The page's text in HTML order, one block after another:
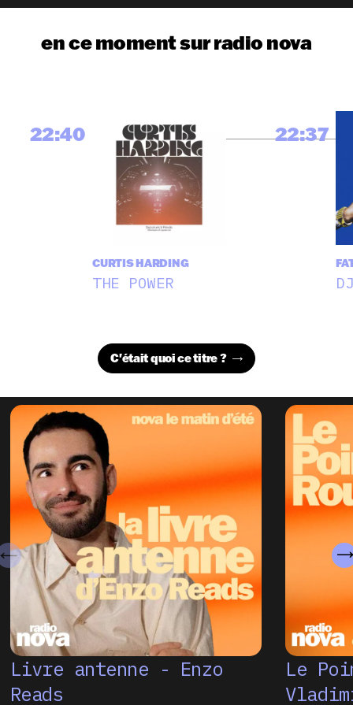
en ce moment sur radio nova
22:40
CURTIS HARDING
THE POWER
22:37
C'était quoi ce titre ?
Livre antenne - Enzo
Reads
Le